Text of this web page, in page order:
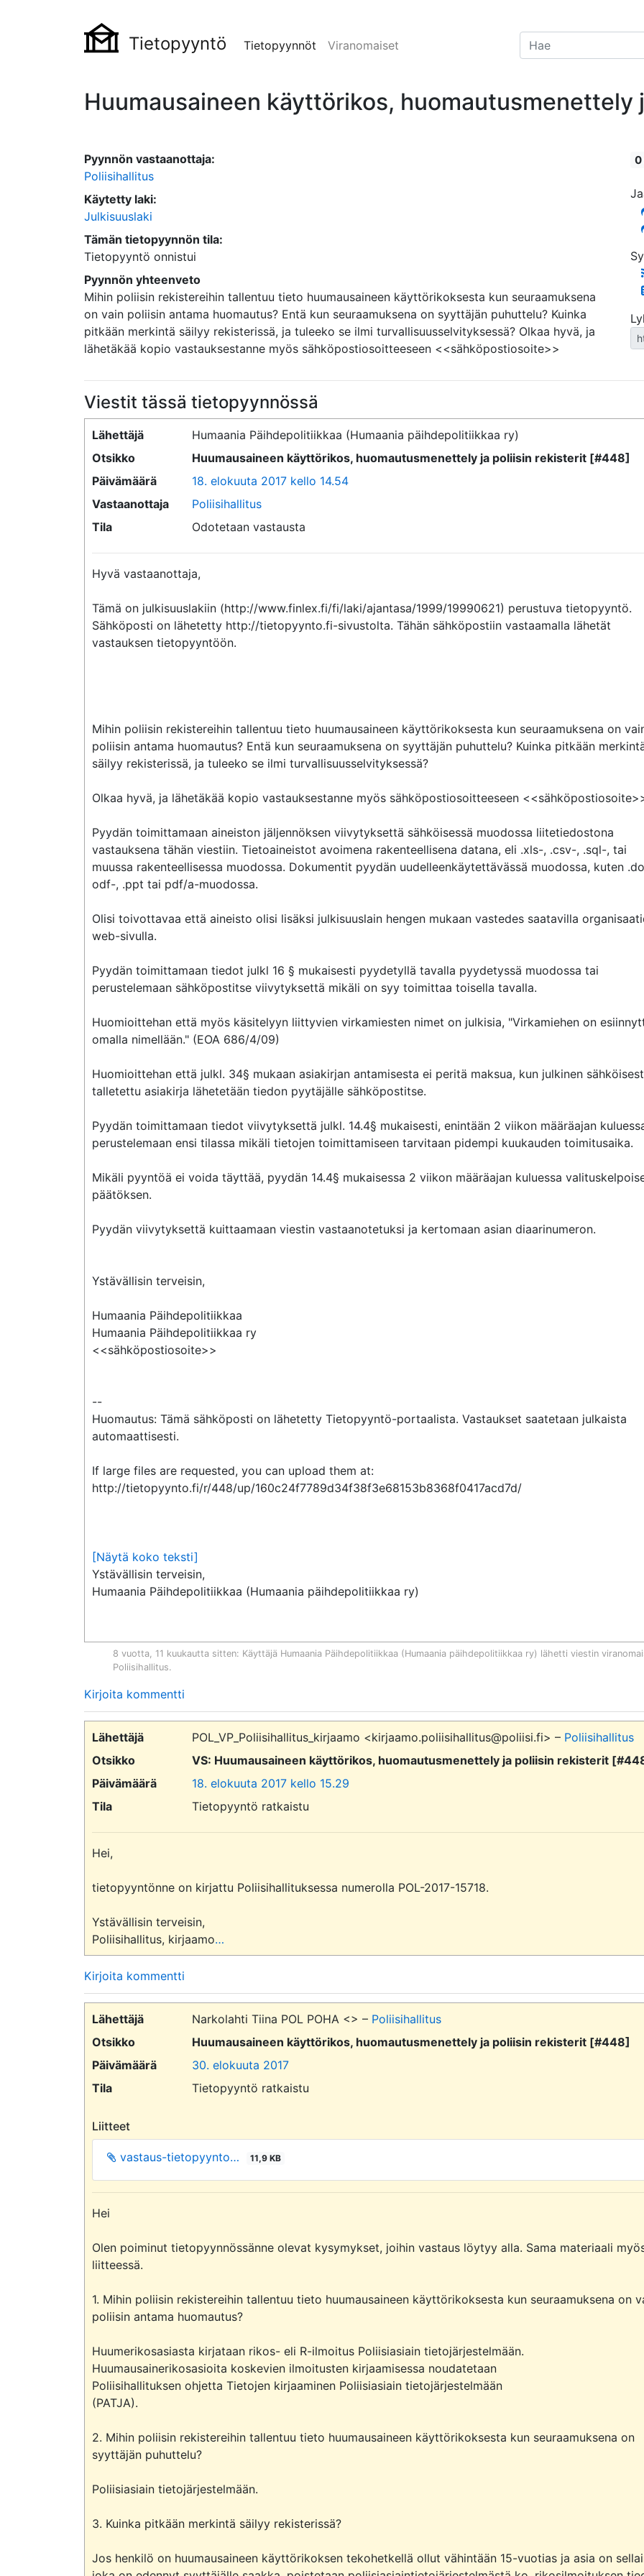
Tietopyyntö Tietopyynnöt Viranomaiset
Huumausaineen käyttörikos,
Pyynnön vastaanottaja:
Poliisihallitus
Käytetty laki:
Julkisuuslaki
Tämän tietopyynnön tila:
Tietopyyntö onnistui
Pyynnön yhteenveto
Mihin poliisin rekistereihin tallentuu tieto huumausaineen käyttörikoksesta kun seuraamuksena
on vain poliisin antama huomautus? Entä kun seuraamuksena on syyttäjän puhuttelu? Kuinka
pitkään merkintä säilyy rekisterissä, ja tuleeko se ilmi turvallisuusselvityksessä? Olkaa hyvä, ja
lähetäkää kopio vastauksestanne myös sähköpostiosoitteeseen <<sähköpostiosoite>>
0
Viestit tässä tietopyynnössä
Lähettäjä
Humaania Päihdepolitiikkaa (Humaania päihdepolitiikkaa ry)
Otsikko
Huumausaineen käyttörikos, huomautusmenettely ja poliisin rekisterit [#448]
Päivämäärä
18. elokuuta 2017 kello 14.54
Vastaanottaja
Poliisihallitus
Tila
Odotetaan vastausta
Hyvä vastaanottaja,
Tämä on julkisuuslakiin (http://www.finlex.fi/fi/laki/ajantasa/1999/19990621) perustuva tietopyyntö.
Sähköposti on lähetetty http://tietopyynto.fi-sivustolta. Tähän sähköpostiin vastaamalla lähetät
vastauksen tietopyyntöön.
Mihin poliisin rekistereihin tallentuu tieto huumausaineen käyttörikoksesta kun seuraamuksena on
poliisin antama huomautus? Entä kun seuraamuksena on syyttäjän puhuttelu? Kuinka pitkään
säilyy rekisterissä, ja tuleeko se ilmi turvallisuusselvityksessä?
Olkaa hyvä, ja lähetäkää kopio vastauksestanne myös sähköpostiosoitteeseen
Pyydän toimittamaan aineiston jäljennöksen viivytyksettä sähköisessä muodossa liitetiedostona
vastauksena tähän viestiin. Tietoaineistot avoimena rakenteellisena datana, eli .xls-, .csv-, .sql-, tai
muussa rakenteellisessa muodossa. Dokumentit pyydän uudelleenkäytettävässä muodossa, kuten
odf-, .ppt tai pdf/a-muodossa.
Olisi toivottavaa että aineisto olisi lisäksi julkisuuslain hengen mukaan vastedes saatavilla
web-sivulla.
Pyydän toimittamaan tiedot julkl 16 § mukaisesti pyydetyllä tavalla pyydetyssä muodossa tai
perustelemaan sähköpostitse viivytyksettä mikäli on syy toimittaa toisella tavalla.
Huomioittehan että myös käsitelyyn liittyvien virkamiesten nimet on julkisia, "Virkamiehen on
omalla nimellään." (EOA 686/4/09)
Huomioittehan että julkl. 34§ mukaan asiakirjan antamisesta ei peritä maksua, kun julkinen
talletettu asiakirja lähetetään tiedon pyytäjälle sähköpostitse.
Pyydän toimittamaan tiedot viivytyksettä julkl. 14.4§ mukaisesti, enintään 2 viikon määräajan
perustelemaan ensi tilassa mikäli tietojen toimittamiseen tarvitaan pidempi kuukauden toimitusaika.
Mikäli pyyntöä ei voida täyttää, pyydän 14.4§ mukaisessa 2 viikon määräajan kuluessa
päätöksen.
Pyydän viivytyksettä kuittaamaan viestin vastaanotetuksi ja kertomaan asian diaarinumeron.
Ystävällisin terveisin,
Humaania Päihdepolitiikkaa
Humaania Päihdepolitiikkaa ry
<<sähköpostiosoite>>
--
Huomautus: Tämä sähköposti on lähetetty Tietopyyntö-portaalista. Vastaukset saatetaan julkaista
automaattisesti.
If large files are requested, you can upload them at:
http://tietopyynto.fi/r/448/up/160c24f7789d34f38f3e68153b8368f0417acd7d/
[Näytä koko teksti]
Ystävällisin terveisin,
Humaania Päihdepolitiikkaa (Humaania päihdepolitiikkaa ry)
8 vuotta, 11 kuukautta sitten: Käyttäjä Humaania Päihdepolitiikkaa (Humaania päihdepolitiikkaa ry) lähetti viestin
Poliisihallitus.
Kirjoita kommentti
Lähettäjä POL_VP_Poliisihallitus_kirjaamo <kirjaamo.poliisihallitus@poliisi.fi> – Poliisihallitus
Otsikko
VS: Huumausaineen käyttörikos, huomautusmenettely ja poliisin rekisterit
Päivämäärä
18. elokuuta 2017 kello 15.29
Tila
Tietopyyntö ratkaistu
Hei,
tietopyyntönne on kirjattu Poliisihallituksessa numerolla POL-2017-15718.
Ystävällisin terveisin,
Poliisihallitus, kirjaamo…
Kirjoita kommentti
Lähettäjä Narkolahti Tiina POL POHA <> – Poliisihallitus
Otsikko
Huumausaineen käyttörikos, huomautusmenettely ja poliisin rekisterit [#448]
Päivämäärä
30. elokuuta 2017
Tila
Tietopyyntö ratkaistu
Liitteet
vastaus-tietopyynto… 11,9 KB
Hei
Olen poiminut tietopyynnössänne olevat kysymykset, joihin vastaus löytyy alla. Sama materiaali
liitteessä.
1. Mihin poliisin rekistereihin tallentuu tieto huumausaineen käyttörikoksesta kun seuraamuksena on
poliisin antama huomautus?
Huumerikosasiasta kirjataan rikos- eli R-ilmoitus Poliisiasiain tietojärjestelmään.
Huumausainerikosasioita koskevien ilmoitusten kirjaamisessa noudatetaan
Poliisihallituksen ohjetta Tietojen kirjaaminen Poliisiasiain tietojärjestelmään
(PATJA).
2. Mihin poliisin rekistereihin tallentuu tieto huumausaineen käyttörikoksesta kun seuraamuksena on
syyttäjän puhuttelu?
Poliisiasiain tietojärjestelmään.
3. Kuinka pitkään merkintä säilyy rekisterissä?
Jos henkilö on huumausaineen käyttörikoksen tekohetkellä ollut vähintään 15-vuotias ja asia on